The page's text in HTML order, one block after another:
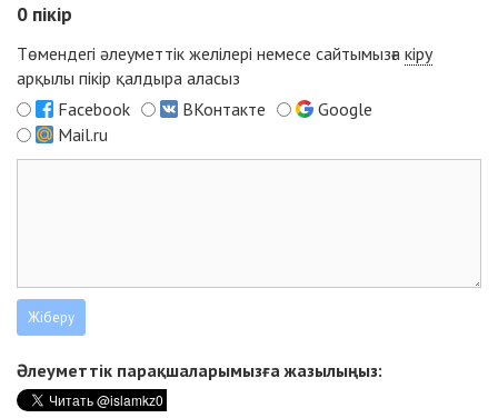
0 пікір
Төмендегі әлеуметтік желілері немесе сайтымызға кіру
арқылы пікір қалдыра аласыз
Facebook
ВКонтакте
Google
Mail.ru
Әлеуметтік парақшаларымызға жазылыңыз: